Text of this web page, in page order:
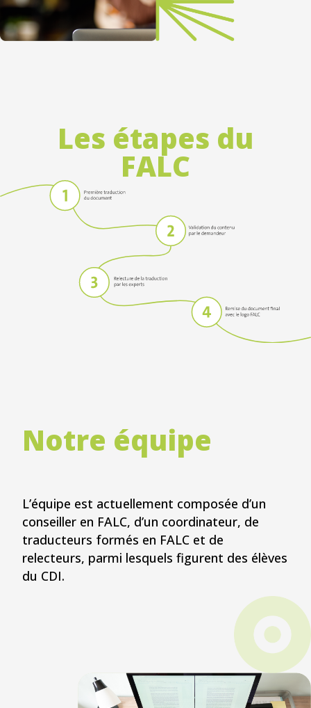
Les étapes du
FALC
Notre équipe
L’équipe est actuellement composée d’un
conseiller en FALC, d’un coordinateur, de
traducteurs formés en FALC et de
relecteurs, parmi lesquels figurent des élèves
du CDI.